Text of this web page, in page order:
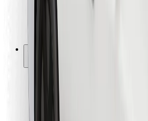
Für Flottenbesitzer:innen
Für Restaurants
Sonstige
Zulieferer
Allgemeine Geschäftsbedingungen
Cookies